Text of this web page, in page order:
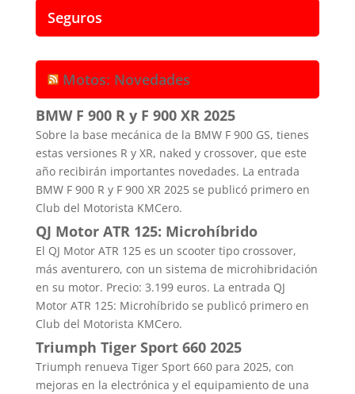
Seguros
Motos: Novedades
BMW F 900 R y F 900 XR 2025
Sobre la base mecánica de la BMW F 900 GS, tienes
estas versiones R y XR, naked y crossover, que este
año recibirán importantes novedades. La entrada
BMW F 900 R y F 900 XR 2025 se publicó primero en
Club del Motorista KMCero.
QJ Motor ATR 125: Microhíbrido
El QJ Motor ATR 125 es un scooter tipo crossover,
más aventurero, con un sistema de microhibridación
en su motor. Precio: 3.199 euros. La entrada QJ
Motor ATR 125: Microhíbrido se publicó primero en
Club del Motorista KMCero.
Triumph Tiger Sport 660 2025
Triumph renueva Tiger Sport 660 para 2025, con
mejoras en la electrónica y el equipamiento de una